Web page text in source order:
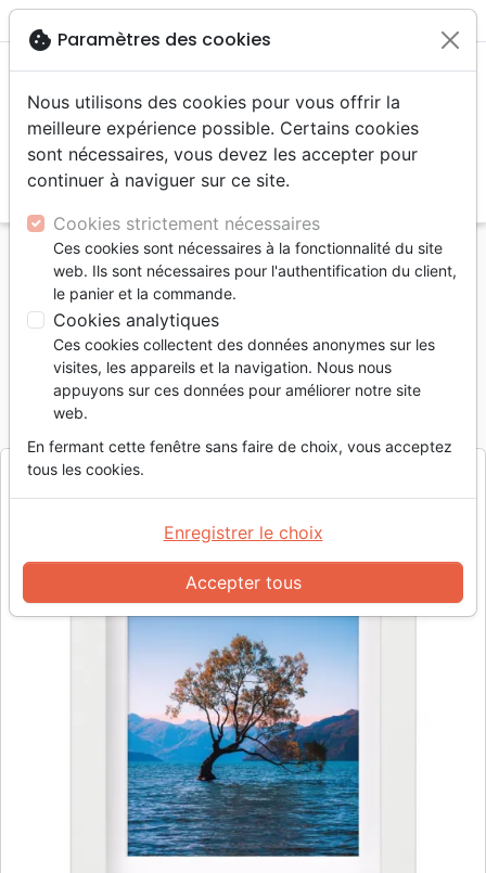
menu
Accueil Divers
Objets cadeaux
Mon Cadre Inspiration - Arbre au milieu d'un lac
Mon Cadre Inspiration
Arbre au milieu d'un lac
RéférenceCEDI6295 EAN3700318962959
Cedis
cookie Paramètres des cookies
Nous utilisons des cookies pour vous offrir la
meilleure expérience possible. Certains cookies
sont nécessaires, vous devez les accepter pour
continuer à naviguer sur ce site.
Cookies strictement nécessaires
Ces cookies sont nécessaires à la fonctionnalité du site
web. Ils sont nécessaires pour l'authentification du client,
le panier et la commande.
Cookies analytiques
Ces cookies collectent des données anonymes sur les
visites, les appareils et la navigation. Nous nous
appuyons sur ces données pour améliorer notre site
web.
En fermant cette fenêtre sans faire de choix, vous acceptez
tous les cookies.
Accepter tous
Enregistrer le choix